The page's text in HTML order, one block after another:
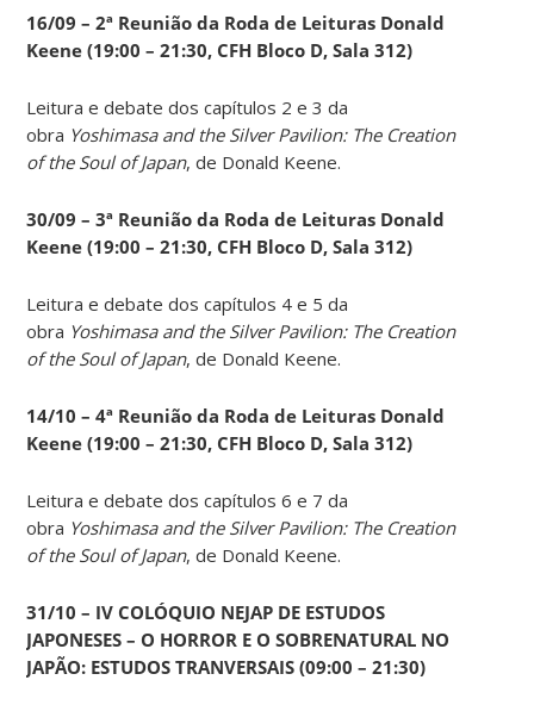
16/09 – 2ª Reunião da Roda de Leituras Donald
Keene (19:00 – 21:30, CFH Bloco D, Sala 312)
Leitura e debate dos capítulos 2 e 3 da
obra Yoshimasa and the Silver Pavilion: The Creation
of the Soul of Japan, de Donald Keene.
30/09 – 3ª Reunião da Roda de Leituras Donald
Keene (19:00 – 21:30, CFH Bloco D, Sala 312)
Leitura e debate dos capítulos 4 e 5 da
obra Yoshimasa and the Silver Pavilion: The Creation
of the Soul of Japan, de Donald Keene.
14/10 – 4ª Reunião da Roda de Leituras Donald
Keene (19:00 – 21:30, CFH Bloco D, Sala 312)
Leitura e debate dos capítulos 6 e 7 da
obra Yoshimasa and the Silver Pavilion: The Creation
of the Soul of Japan, de Donald Keene.
31/10 – IV COLÓQUIO NEJAP DE ESTUDOS
JAPONESES – O HORROR E O SOBRENATURAL NO
JAPÃO: ESTUDOS TRANVERSAIS (09:00 – 21:30)